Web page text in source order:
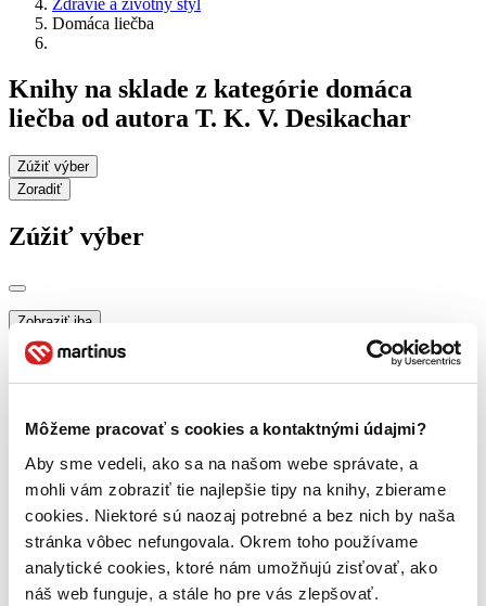
Môžeme pracovať s cookies a kontaktnými údajmi?
Aby sme vedeli, ako sa na našom webe správate, a
mohli vám zobraziť tie najlepšie tipy na knihy, zbierame
cookies. Niektoré sú naozaj potrebné a bez nich by naša
stránka vôbec nefungovala. Okrem toho používame
analytické cookies, ktoré nám umožňujú zisťovať, ako
náš web funguje, a stále ho pre vás zlepšovať.
Zdravie a životný štýl
Domáca liečba
Knihy na sklade z kategórie domáca
liečba od autora T. K. V. Desikachar
Zúžiť výber
Zoradiť
Zúžiť výber
Zobraziť iba
novinky (0 titulov)
na centrálnom sklade (0 titulov)na centrálnom sklade
pripravujeme (0 titulov)pripravujeme
dostupná (bez vypredaných) (0 titulov)dostupná (bez
vypredaných)
Nové / čítané
nová (0 titulov)nová
čítaná (0 titulov)čítaná